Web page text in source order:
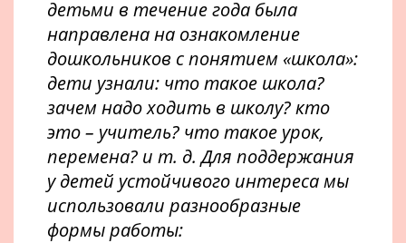
детьми в течение года была
направлена на ознакомление
дошкольников с понятием «школа»:
дети узнали: что такое школа?
зачем надо ходить в школу? кто
это – учитель? что такое урок,
перемена? и т. д. Для поддержания
у детей устойчивого интереса мы
использовали разнообразные
формы работы: